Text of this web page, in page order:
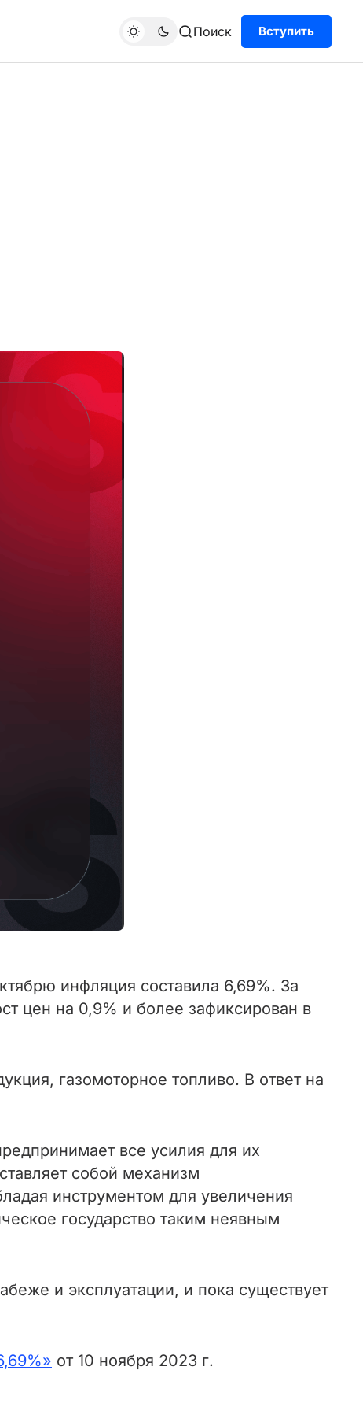
Поиск Вступить
инфляция составила 6,69%. За
цен на 0,9% и более зафиксирован в
газомоторное топливо. В ответ на
все усилия для их
собой механизм
инструментом для увеличения
государство таким неявным
и эксплуатации, и пока существует
от 10 ноября 2023 г.